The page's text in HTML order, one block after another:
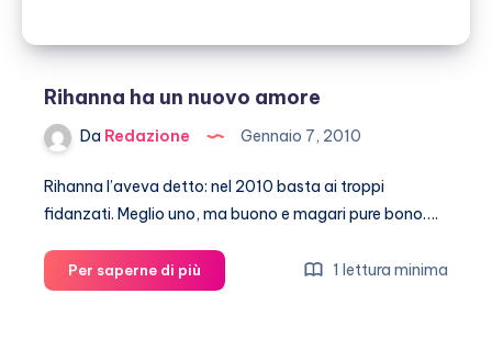
Rihanna ha un nuovo amore
Da Redazione Gennaio 7, 2010
Rihanna l’aveva detto: nel 2010 basta ai troppi
fidanzati. Meglio uno, ma buono e magari pure bono….
Per saperne di più
ha
1 lettura minima